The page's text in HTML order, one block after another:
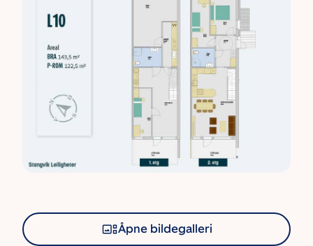
Åpne bildegalleri